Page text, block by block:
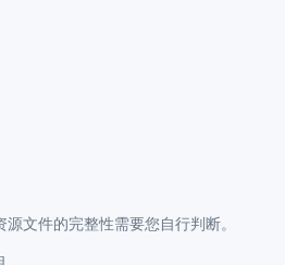
文件的完整性需要您自行判断。